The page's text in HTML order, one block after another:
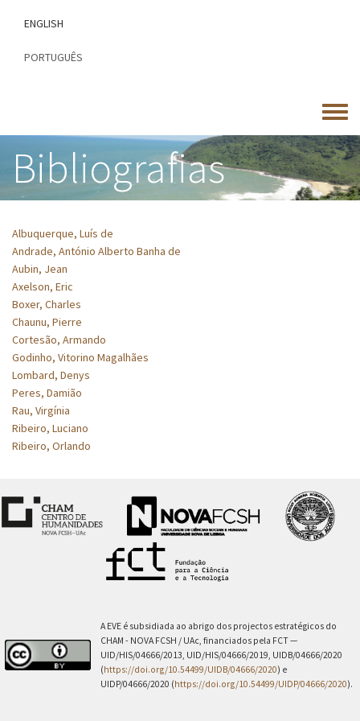
conteúdo
ENGLISH
PORTUGUÊS
Toggle
menu
Bibliografias
Albuquerque, Luís de
Andrade, António Alberto Banha de
Aubin, Jean
Axelson, Eric
Boxer, Charles
Chaunu, Pierre
Cortesão, Armando
Godinho, Vitorino Magalhães
Lombard, Denys
Peres, Damião
Rau, Virgínia
Ribeiro, Luciano
Ribeiro, Orlando
A EVE é subsidiada ao abrigo dos projectos estratégicos do
CHAM - NOVA FCSH / UAc, financiados pela FCT —
UID/HIS/04666/2013, UID/HIS/04666/2019, UIDB/04666/2020
(https://doi.org/10.54499/UIDB/04666/2020) e
UIDP/04666/2020 (https://doi.org/10.54499/UIDP/04666/2020).